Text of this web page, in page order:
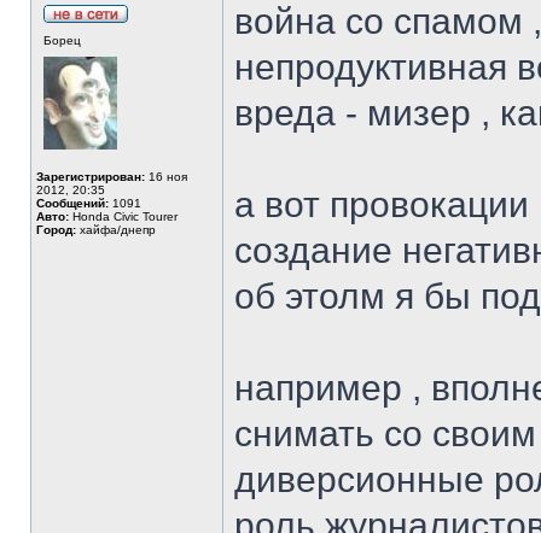
Борец
Зарегистрирован: 16 ноя
2012, 20:35
Сообщений: 1091
Авто: Honda Civic Tourer
Город: хайфа/днепр
война со спамом
непродуктивная
вреда - мизер ,
а вот
создание
об этолм я бы
например ,
снимать со
диверсионные